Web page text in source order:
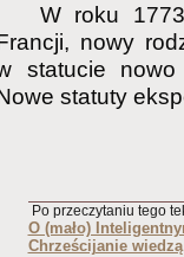
W roku
nowy
statucie nowo
statuty
Po przeczytaniu tego
O (mało)
Chrześcijanie